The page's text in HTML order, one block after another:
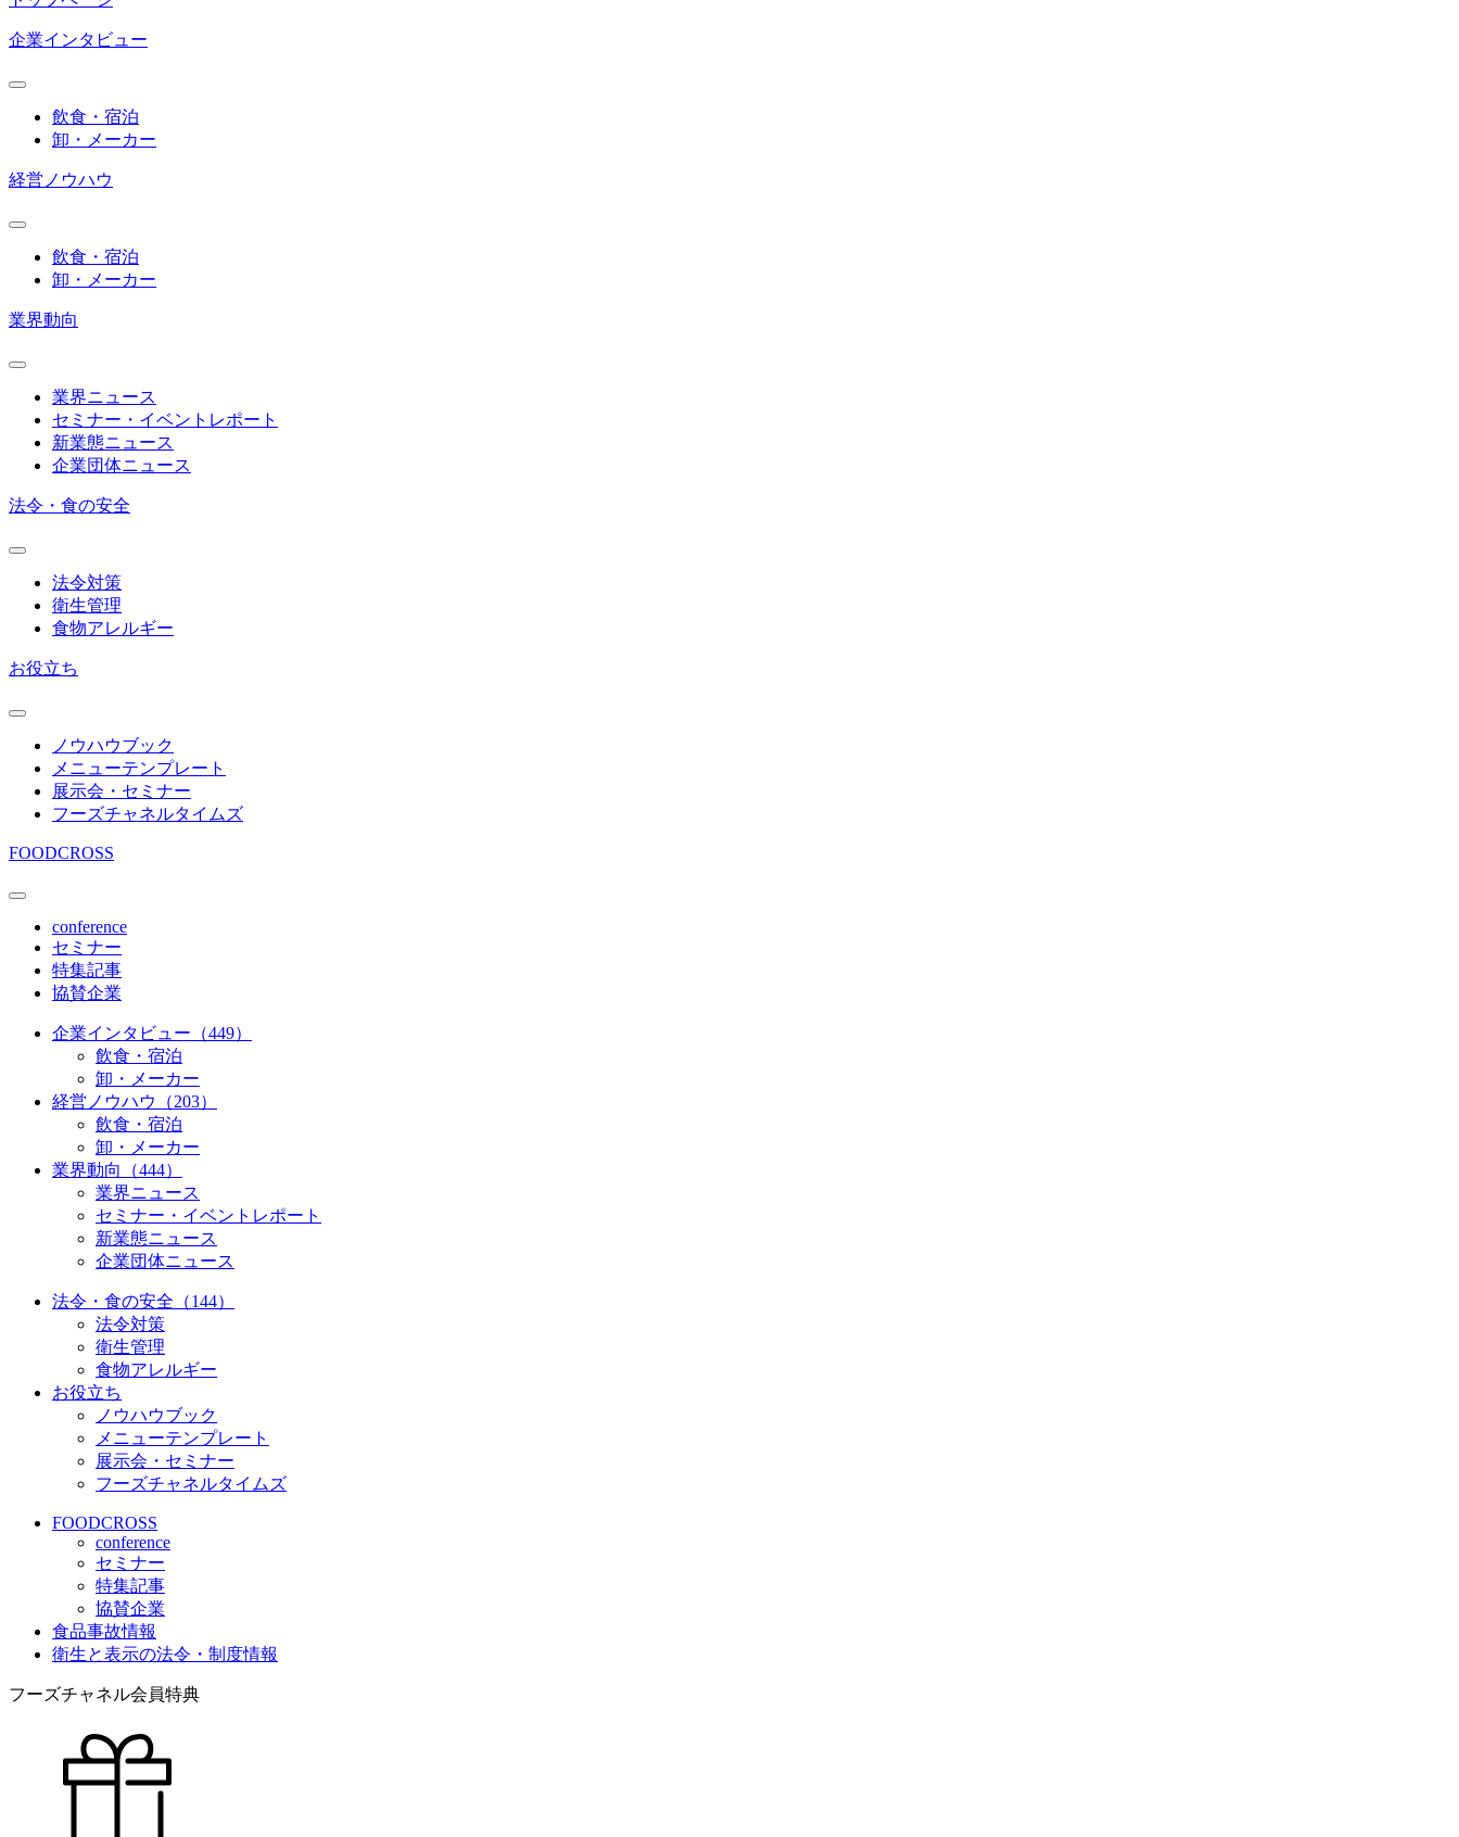
企業インタビュー
飲食・宿泊
卸・メーカー
経営ノウハウ
飲食・宿泊
卸・メーカー
業界動向
業界ニュース
セミナー・イベントレポート
新業態ニュース
企業団体ニュース
法令・食の安全
法令対策
衛生管理
食物アレルギー
お役立ち
ノウハウブック
メニューテンプレート
展示会・セミナー
フーズチャネルタイムズ
FOODCROSS
conference
セミナー
特集記事
協賛企業
企業インタビュー（449）
飲食・宿泊
卸・メーカー
経営ノウハウ（203）
飲食・宿泊
卸・メーカー
業界動向（444）
業界ニュース
セミナー・イベントレポート
新業態ニュース
企業団体ニュース
法令・食の安全（144）
法令対策
衛生管理
食物アレルギー
お役立ち
ノウハウブック
メニューテンプレート
展示会・セミナー
フーズチャネルタイムズ
FOODCROSS
conference
セミナー
特集記事
協賛企業
食品事故情報
衛生と表示の法令・制度情報
フーズチャネル会員特典